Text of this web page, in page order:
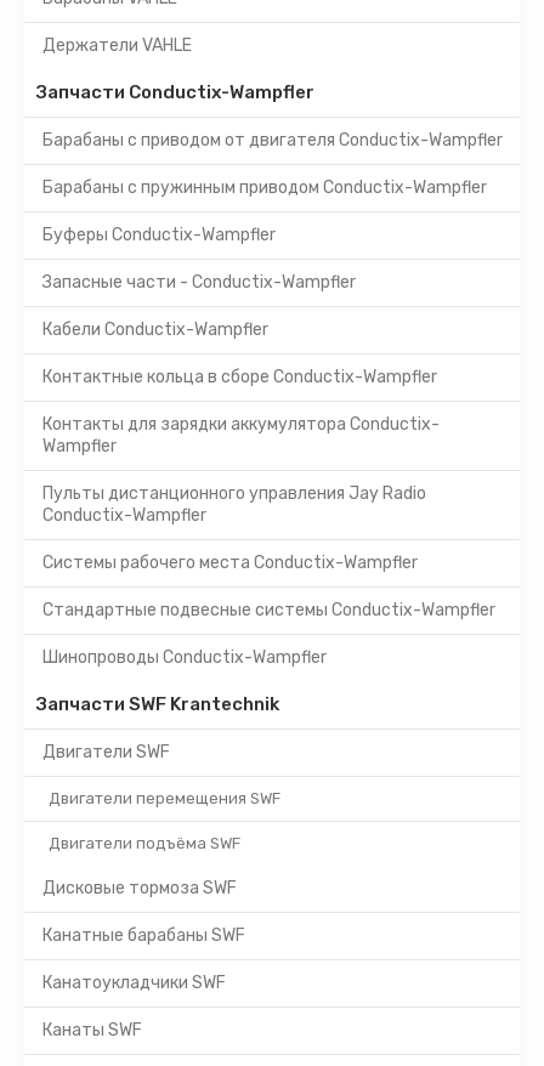
Держатели VAHLE
Запчасти Conductix-Wampfler
Барабаны с приводом от двигателя Conductix-Wampfler
Барабаны с пружинным приводом Conductix-Wampfler
Буферы Conductix-Wampfler
Запасные части - Conductix-Wampfler
Кабели Conductix-Wampfler
Контактные кольца в сборе Conductix-Wampfler
Контакты для зарядки аккумулятора Conductix-
Wampfler
Пульты дистанционного управления Jay Radio
Conductix-Wampfler
Системы рабочего места Conductix-Wampfler
Стандартные подвесные системы Conductix-Wampfler
Шинопроводы Conductix-Wampfler
Запчасти SWF Krantechnik
Двигатели SWF
Двигатели перемещения SWF
Двигатели подъёма SWF
Дисковые тормоза SWF
Канатные барабаны SWF
Канатоукладчики SWF
Канаты SWF